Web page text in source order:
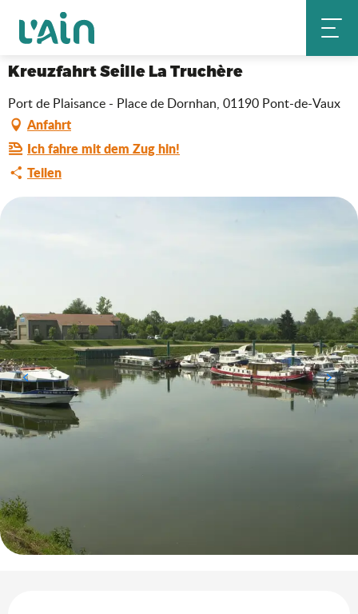
contenu
principal
Startseite
Kreuzfahrt Seille La Truchère
Port de Plaisance - Place de Dornhan, 01190 Pont-de-Vaux
Anfahrt
Ich fahre mit dem Zug hin!
Teilen